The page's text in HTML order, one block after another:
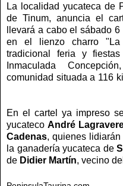
La localidad yucateca de
de Tinum, anuncia el
llevará a cabo el sábado
en el lienzo charro
tradicional feria y
Inmaculada
comunidad situada a 116
En el cartel ya impreso
yucateco André
Cadenas, quienes
la ganadería yucateca de
de Didier Martín, vecino